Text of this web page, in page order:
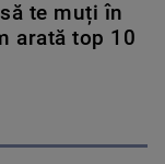
te muți în
arată top 10